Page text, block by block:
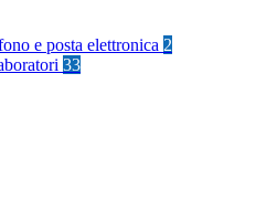
e posta elettronica 2
33